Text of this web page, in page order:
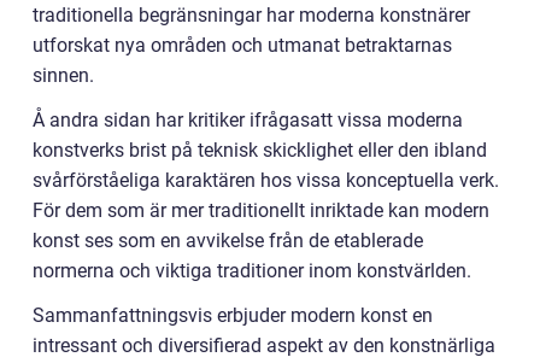
traditionella begränsningar har moderna konstnärer
utforskat nya områden och utmanat betraktarnas
sinnen.
Å andra sidan har kritiker ifrågasatt vissa moderna
konstverks brist på teknisk skicklighet eller den ibland
svårförståeliga karaktären hos vissa konceptuella verk.
För dem som är mer traditionellt inriktade kan modern
konst ses som en avvikelse från de etablerade
normerna och viktiga traditioner inom konstvärlden.
Sammanfattningsvis erbjuder modern konst en
intressant och diversifierad aspekt av den konstnärliga